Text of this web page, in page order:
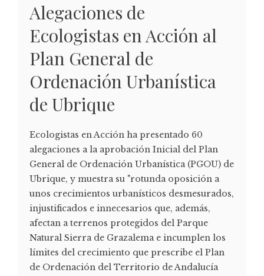
Alegaciones de
Ecologistas en Acción al
Plan General de
Ordenación Urbanística
de Ubrique
Ecologistas en Acción ha presentado 60
alegaciones a la aprobación Inicial del Plan
General de Ordenación Urbanística (PGOU) de
Ubrique, y muestra su "rotunda oposición a
unos crecimientos urbanísticos desmesurados,
injustificados e innecesarios que, además,
afectan a terrenos protegidos del Parque
Natural Sierra de Grazalema e incumplen los
límites del crecimiento que prescribe el Plan
de Ordenación del Territorio de Andalucía